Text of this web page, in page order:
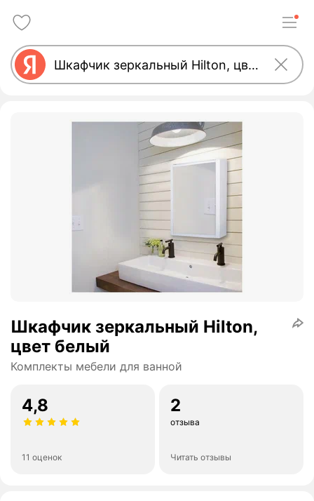
Шкафчик зеркальный Hilton,
цвет белый
Комплекты мебели для ванной
4,8
11 оценок
2
отзыва
Читать отзывы